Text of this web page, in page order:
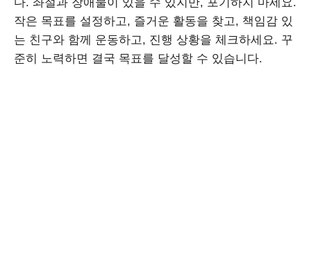
작은 목표를 설정하고, 즐거운 활동을 찾고, 책임감 있
는 친구와 함께 운동하고, 진행 상황을 체크하세요. 꾸
준히 노력하면 결국 목표를 달성할 수 있습니다.